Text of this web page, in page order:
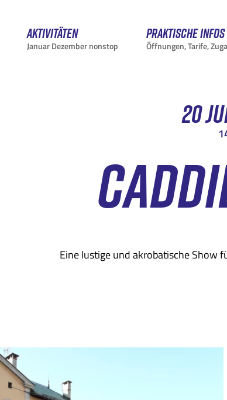
Aktivitäten
Januar Dezember nonstop
Praktische Infos
Öffnungen, Tarife,
20
Eine lustige und akrobatische Show